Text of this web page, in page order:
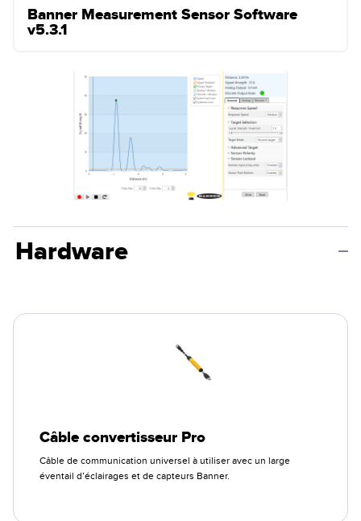
Banner Measurement Sensor Software
v5.3.1
Hardware
Câble convertisseur Pro
Câble de communication universel à utiliser avec un large
éventail d’éclairages et de capteurs Banner.